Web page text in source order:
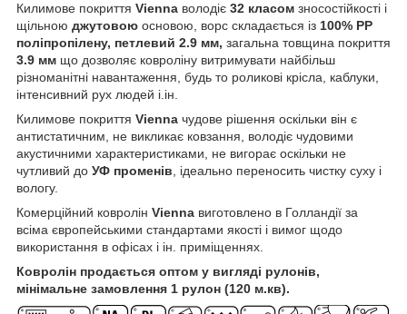
Килимове покриття Vienna володіє 32 класом зносостійкості і
щільною джутовою основою, ворс складається із 100% PP
поліпропілену, петлевий 2.9 мм, загальна товщина покриття
3.9 мм що дозволяє ковроліну витримувати найбільш
різноманітні навантаження, будь то роликові крісла, каблуки,
інтенсивний рух людей і.ін.
Килимове покриття Vienna чудове рішення оскільки він є
антистатичним, не викликає ковзання, володіє чудовими
акустичними характеристиками, не вигорає оскільки не
чутливий до УФ променів, ідеально переносить чистку суху і
вологу.
Комерційний ковролін Vienna виготовлено в Голландії за
всіма європейськими стандартами якості і вимог щодо
використання в офісах і ін. приміщеннях.
Ковролін продається оптом у вигляді рулонів,
мінімальне замовлення 1 рулон (120 м.кв).